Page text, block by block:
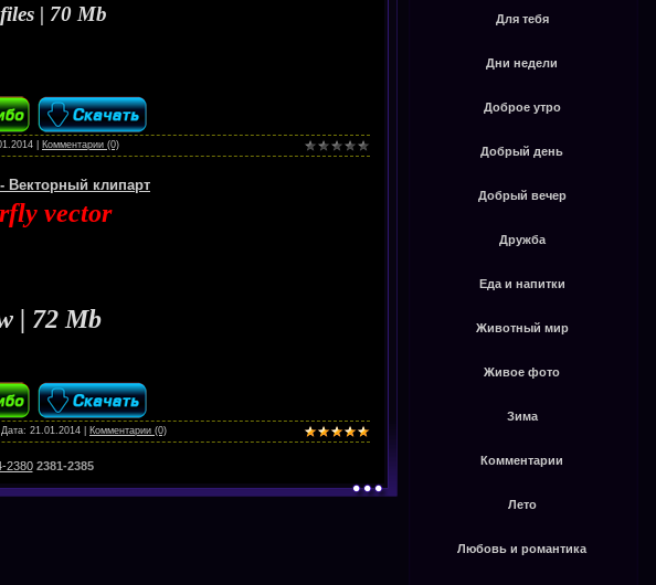
| 70 Mb
Комментарии (0)
Векторный клипарт
vector
| 72 Mb
Дата: 21.01.2014 Комментарии (0)
2380 2381-2385
Для тебя
Дни недели
Доброе утро
Добрый день
Добрый вечер
Дружба
Еда и напитки
Животный мир
Живое фото
Зима
Комментарии
Лето
Любовь и романтика